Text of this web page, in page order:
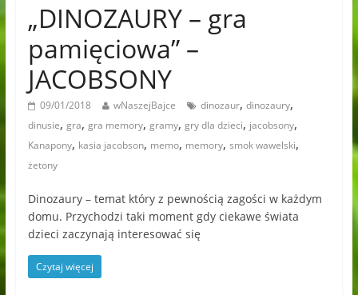
„DINOZAURY – gra
pamięciowa” –
JACOBSONY
09/01/2018 wNaszejBajce dinozaur, dinozaury,
dinusie, gra, gra memory, gramy, gry dla dzieci, jacobsony,
Kanapony, kasia jacobson, memo, memory, smok wawelski,
żetony
Dinozaury – temat który z pewnością zagości w każdym
domu. Przychodzi taki moment gdy ciekawe świata
dzieci zaczynają interesować się
Czytaj więcej